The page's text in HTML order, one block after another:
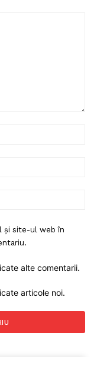
și site-ul web în
alte comentarii.
articole noi.